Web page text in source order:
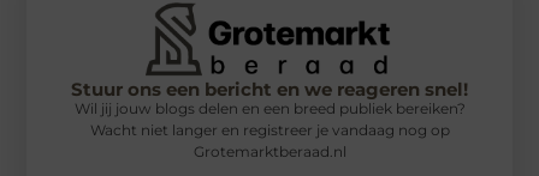
Stuur ons een bericht en we reageren snel!
Wil jij jouw blogs delen en een breed publiek bereiken?
Wacht niet langer en registreer je vandaag nog op
Grotemarktberaad.nl